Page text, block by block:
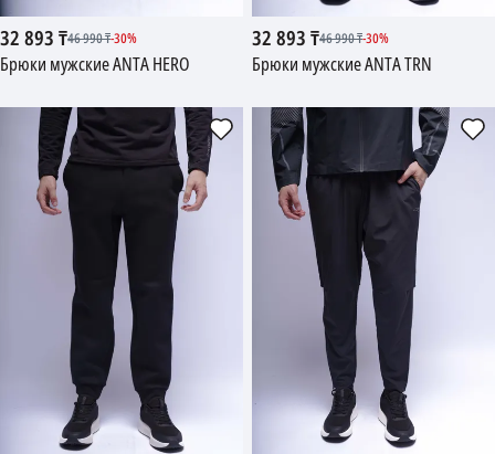
32 893₸46 990₸-30%
Брюки мужские ANTA HERO
32 893₸46 990₸-30%
Брюки мужские ANTA TRN